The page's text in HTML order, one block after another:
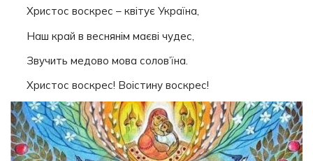
Христос воскрес – квітує Україна,
Наш край в веснянім маєві чудес,
Звучить медово мова солов’їна.
Христос воскрес! Воістину воскрес!